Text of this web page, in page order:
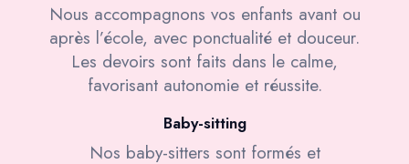
Nous accompagnons vos enfants avant ou
après l’école, avec ponctualité et douceur.
Les devoirs sont faits dans le calme,
favorisant autonomie et réussite.
Baby-sitting
Nos baby-sitters sont formés et